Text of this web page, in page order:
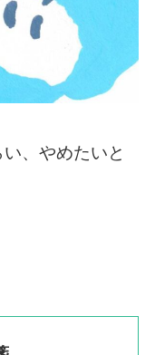
、やめたいと